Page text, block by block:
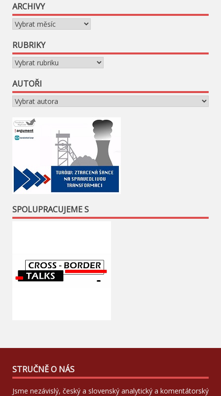
ARCHIVY
Archivy
RUBRIKY
Rubriky
AUTOŘI
SPOLUPRACUJEME S
STRUČNĚ O NÁS
Jsme nezávislý, český a slovenský analytický a komentátorský